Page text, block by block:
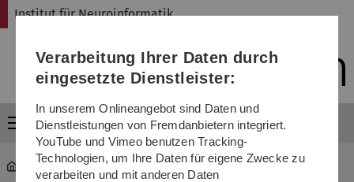
Direkt
Direkt
Direkt
(Sprache,
Drucken,
Media)
Direkt
Direkt
Institut für Neuroinformatik
Menü
Institut für Neuroinformatik Sommer-Sem. 22
Verarbeitung Ihrer Daten durch
eingesetzte Dienstleister:
In unserem Onlineangebot sind Daten und
Dienstleistungen von Fremdanbietern integriert.
YouTube und Vimeo benutzen Tracking-
Technologien, um Ihre Daten für eigene Zwecke zu
verarbeiten und mit anderen Daten